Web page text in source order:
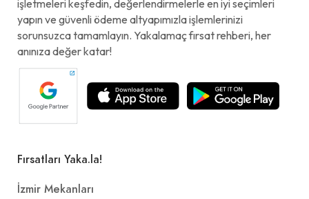
işletmeleri keşfedin, değerlendirmelerle en iyi seçimleri
yapın ve güvenli ödeme altyapımızla işlemlerinizi
sorunsuzca tamamlayın. Yakalamaç fırsat rehberi, her
anınıza değer katar!
Fırsatları Yaka.la!
İzmir Mekanları